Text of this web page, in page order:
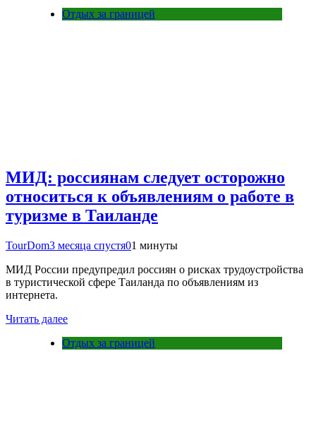
Отдых за границей
МИД: россиянам следует осторожно
относиться к объявлениям о работе в
туризме в Таиланде
TourDom3 месяца спустя01 минуты
МИД России предупредил россиян о рисках трудоустройства
в туристической сфере Таиланда по объявлениям из
интернета.
Читать далее
Отдых за границей